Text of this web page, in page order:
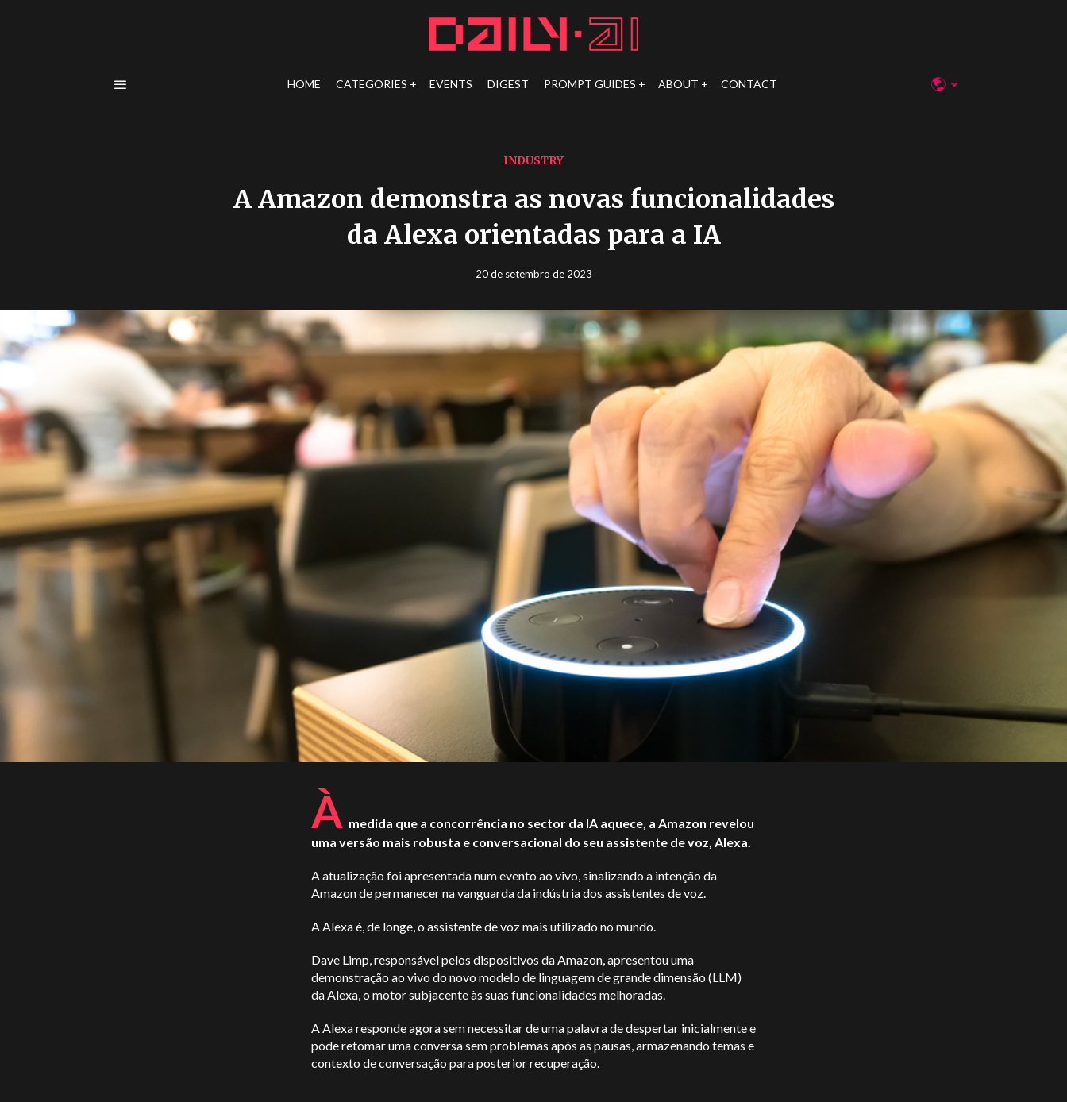
HOME CATEGORIES EVENTS DIGEST PROMPT GUIDES ABOUT CONTACT
INDUSTRY
A Amazon demonstra as novas funcionalidades
da Alexa orientadas para a IA
20 de setembro de 2023
À medida que a concorrência no sector da IA aquece, a Amazon revelou
uma versão mais robusta e conversacional do seu assistente de voz, Alexa.
A atualização foi apresentada num evento ao vivo, sinalizando a intenção da
Amazon de permanecer na vanguarda da indústria dos assistentes de voz.
A Alexa é, de longe, o assistente de voz mais utilizado no mundo.
Dave Limp, responsável pelos dispositivos da Amazon, apresentou uma
demonstração ao vivo do novo modelo de linguagem de grande dimensão (LLM)
da Alexa, o motor subjacente às suas funcionalidades melhoradas.
A Alexa responde agora sem necessitar de uma palavra de despertar inicialmente e
pode retomar uma conversa sem problemas após as pausas, armazenando temas e
contexto de conversação para posterior recuperação.